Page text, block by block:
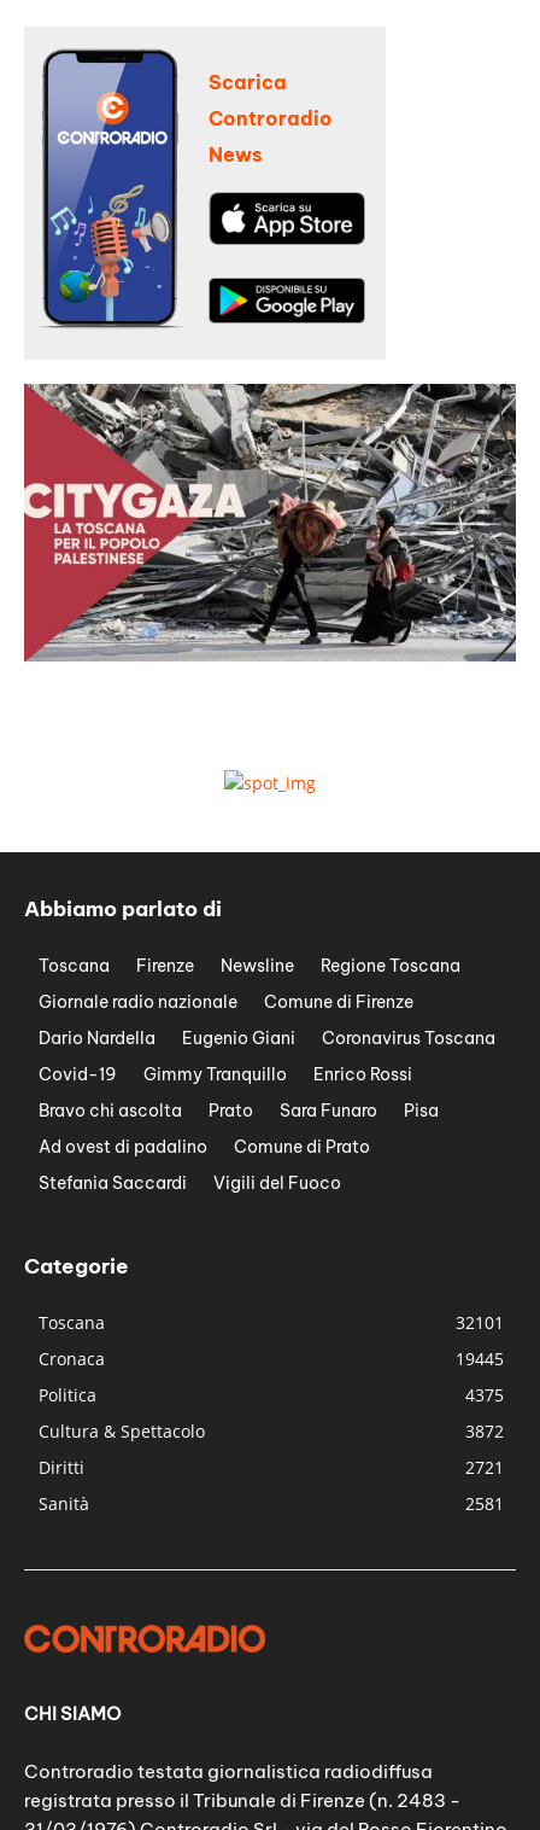
Scarica
Controradio
News
Abbiamo parlato di
Toscana Firenze Newsline
Regione Toscana
Giornale radio nazionale
Comune di Firenze
Dario Nardella
Eugenio Giani
Coronavirus Toscana
Covid-19
Gimmy Tranquillo
Enrico Rossi
Bravo chi ascolta
Prato Sara Funaro
Pisa
Ad ovest di padalino
Comune di Prato
Stefania Saccardi
Vigili del Fuoco
Categorie
Toscana
32101
Cronaca
19445
Politica
4375
Cultura & Spettacolo
3872
Diritti
2721
Sanità
2581
CHI SIAMO
Controradio testata giornalistica radiodiffusa
registrata presso il Tribunale di Firenze (n. 2483 -